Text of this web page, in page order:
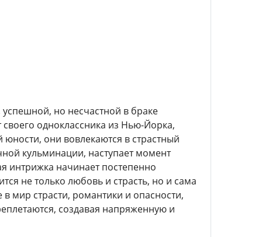
но несчастной в браке
одноклассника из Нью-Йорка,
они вовлекаются в страстный
кульминации, наступает момент
интрижка начинает постепенно
не только любовь и страсть, но и сама
мир страсти, романтики и опасности,
создавая напряженную и